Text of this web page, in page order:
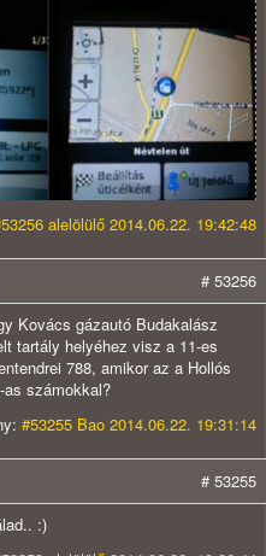
alelölülő 2014.06.22. 19:42:48
# 53256
Kovács gázautó Budakalász
tartály helyéhez visz a 11-es
788, amikor az a Hollós
as számokkal?
#53255 Bao 2014.06.22. 19:31:14
# 53255
:)